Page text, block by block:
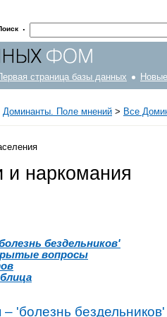
·
страница базы данных
Доминанты. Поле мнений > Все
и наркомания
бездельников'
вопросы
'болезнь бездельников'